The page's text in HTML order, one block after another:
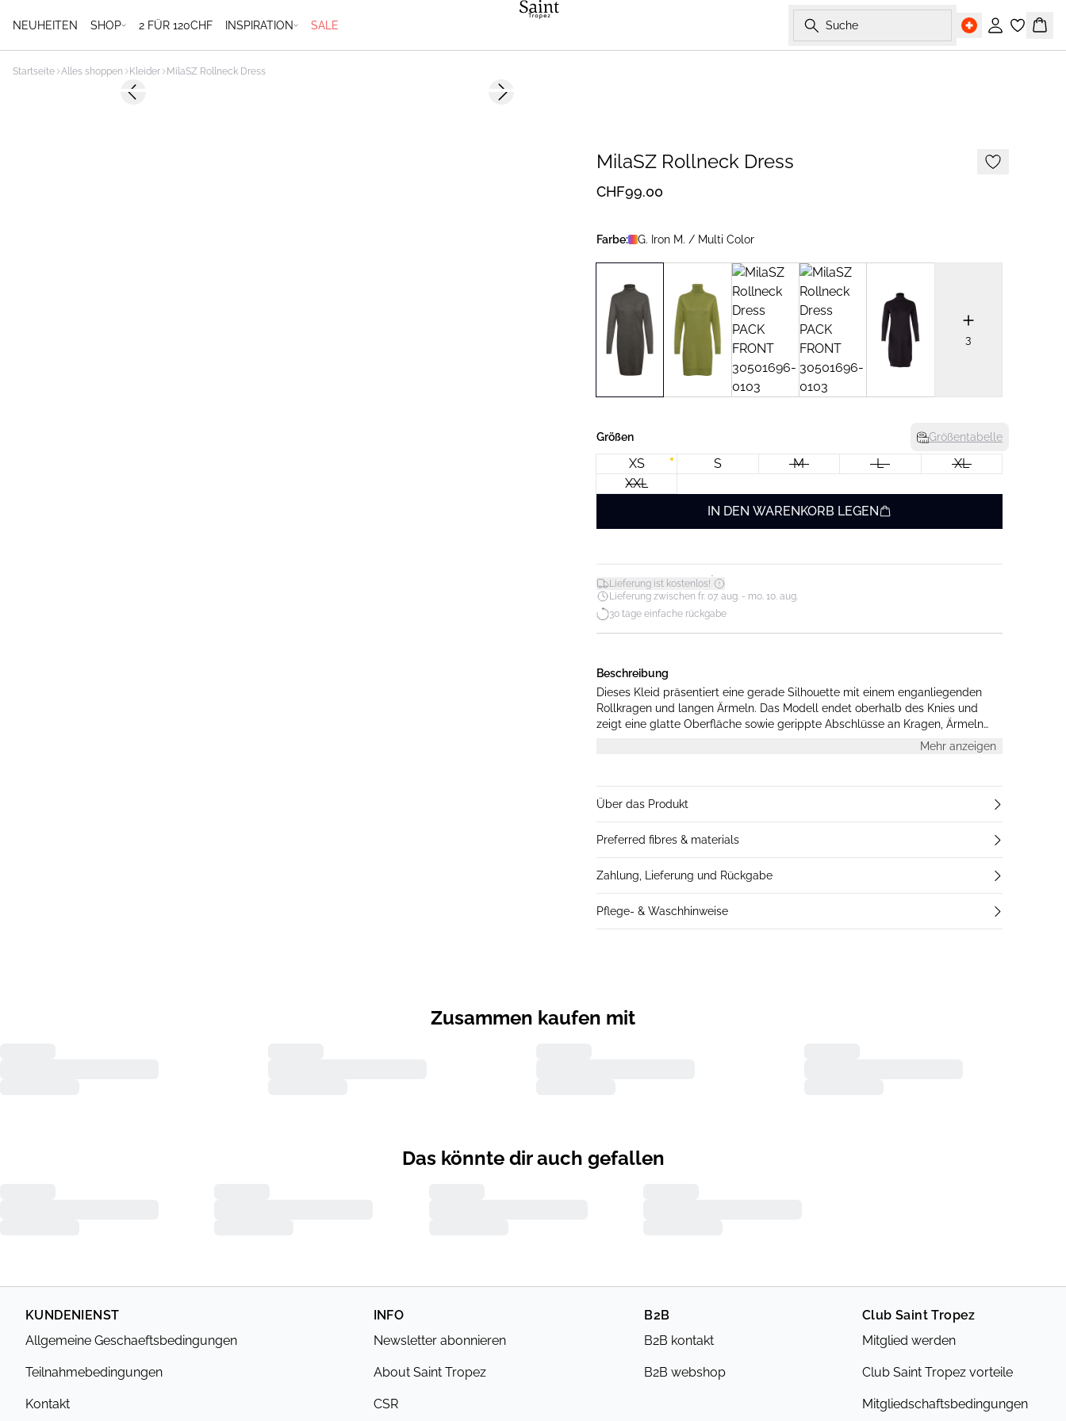
NEUHEITEN SHOP 2 FÜR 120CHF INSPIRATION SALE Suche
Einloggen
Startseite Alles shoppen Kleider MilaSZ Rollneck Dress
Previous slide Next slide
MilaSZ Rollneck Dress
CHF99.00
Farbe: G. Iron M. / Multi Color
3
Größen Größentabelle
XS S M L
XL
XXL
IN DEN WARENKORB LEGEN
Lieferung ist kostenlos!*
Lieferung zwischen fr. 07. aug. - mo. 10. aug.
30 tage einfache rückgabe
Beschreibung
Dieses Kleid präsentiert eine gerade Silhouette mit einem enganliegenden
Rollkragen und langen Ärmeln. Das Modell endet oberhalb des Knies und
zeigt eine glatte Oberfläche sowie gerippte Abschlüsse an Kragen, Ärmeln
Mehr anzeigen
Über das Produkt
Preferred fibres & materials
Zahlung, Lieferung und Rückgabe
Pflege- & Waschhinweise
Zusammen kaufen mit
Das könnte dir auch gefallen
KUNDENIENST
Allgemeine Geschaeftsbedingungen
Teilnahmebedingungen
Kontakt
INFO
Newsletter abonnieren
About Saint Tropez
CSR
B2B
B2B kontakt
B2B webshop
Club Saint Tropez
Mitglied werden
Club Saint Tropez vorteile
Mitgliedschaftsbedingungen